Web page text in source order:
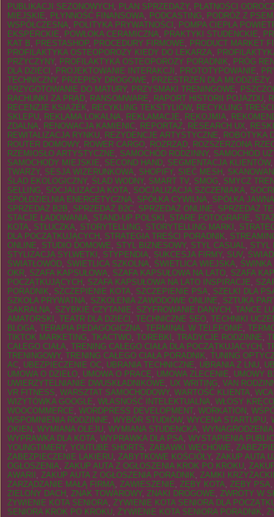
PUBLIKACJI SEZONOWYCH , PLAN SPRZEDAŻY, PŁATNOŚCI
MIEJSKIE, PŁYNNOŚĆ FINANSOWA, PODCASTING, PODRÓŻ Z
WSPÓŁCZESNA, POLITYKA PRYWATNOŚCI , POMPA CIEPŁA
EKSPERCKIE, POWŁOKA CERAMICZNA, PRAKTYKI STUDENCKIE,
KAT B, PRESTASHOP, PROCEDURY FIRMOWE, PRODUCT MARKET
PROFILAKTYKA OSTEOPOROZY KIEDY DO LEKARZA,
PRZYCZYNY, PROFILAKTYKA OSTEOPOROZY PORADNIK, PRÓG
DLA DZIECI , PROJEKTOWANIE INTERAKCJI , PROTOTYPOWANIE,
TECHNICZNY, PRZEPISY DROGOWE, PRZESTRZEŃ DLA MŁODZIEŻY,
PRZYGOTOWANIE DO MATURY, PRZYSMAKI TRENINGOWE,
RACHUNKI ZA PRĄD, RANSOMWARE, RAPORT HISTORII POJAZDU,
RECENZJE KSIĄŻEK, RECYKLING TEKSTYLIÓW, RECYKLING TREŚCI
SKLEPU, REKLAMA LOKALNA, REKLAMACJE, RĘKOJMIA,
ZDALNA, RENOWACJA KAMIENIC, REPORTAŻ, RESEARCH UX,
REWITALIZACJA RYNKU, REZYDENCJE ARTYSTYCZNE, ROBOTYKA
ROUTER DOMOWY, ROWER CARGO, ROZRZĄD, ROZSZERZONA
RZEMIOSŁO ARTYSTYCZNE, SAMOCHÓD RODZINNY, SAMOCHÓD
SAMOCHODY MIEJSKIE, SECOND HAND, SEGMENTACJA KLIENTÓW
TWARZY, SESJA WIZERUNKOWA, SHOPIFY, SIEĆ MESH ,
ŚLAD EKOLOGICZNY, ŚLAD WODNY, SMART TV, SMOG, SMYCZ
SELLING, SOCJALIZACJA KOTA, SOCJALIZACJA SZCZENIAKA,
SPÓŁDZIELNIA ENERGETYCZNA, SPÓŁKA CYWILNA, SPÓŁKA JAWNA
SPRZEDAŻ B2B, SPRZEDAŻ B2C, SPRZEDAŻ ONLINE, SPRZEDAŻ
STACJE ŁADOWANIA, STAND-UP POLSKI , STARE FOTOGRAFIE,
KOTA, STŁUCZKA, STORYTELLING, STORYTELLING MARKI ,
DLA POCZĄTKUJĄCYCH , STRATEGIA TREŚCI PORADNIK,
ONLINE, STUDIO DOMOWE, STYL BIZNESOWY, STYL CASUAL, STYL
STYLIZACJA SYLWETKI , STYPENDIA, SUKCESJA FIRMY, SUV,
ŚWIATŁOWÓD, ŚWIETLICA SZKOLNA, ŚWIETLICA WIEJSKA,
OKR, SZAFA KAPSUŁOWA, SZAFA KAPSUŁOWA NA LATO, SZAFA
POCZĄTKUJĄCYCH , SZAFA KAPSUŁOWA NA LATO INSPIRACJE,
PORADNIK, SZCZEPIENIE KOTA, SZCZEPIENIE PSA, SZELKI DLA
SZKOŁA PRYWATNA, SZKOLENIA ZAWODOWE ONLINE, SZTUKA
SAKRALNA, SZYBKIE CZYTANIE, SZYFROWANIE DANYCH , TAŃCE
AMATORSKI , TEATR DLA DZIECI , TECHNICZNE SEO, TECHNIKI
BLOGA, TERAPIA PEDAGOGICZNA, TERMINAL W TELEFONIE,
TIKTOK MARKETING, TKACTWO, TOREBKI , TRADYCJE RODZINNE,
CAŁEGO CIAŁA, TRENING CAŁEGO CIAŁA DLA POCZĄTKUJĄCYCH ,
TRENINGOWY, TRENING CAŁEGO CIAŁA PORADNIK, TUNING
AC, UBEZPIECZENIE OC, UBRANIA TECHNICZNE, UBRANIA Z LNU,
UMOWA O DZIEŁO, UMOWA O PRACĘ, UMOWA ZLECENIE, UMOWY
UWIERZYTELNIANIE DWUSKŁADNIKOWE, UX WRITING, VAN
VR FITNESS, WARSZTAT SAMOCHODOWY, WARTOŚĆ KLIENTA,
WIZYTÓWKA GOOGLE, WŁASNOŚĆ INTELEKTUALNA, WŁOSY
WOOCOMMERCE, WORDPRESS DEVELOPMENT, WORKATION ,
WSPOMNIENIA RODZINNE, WYBÓR STUDIÓW, WYCENA STARTUPU,
OKIEN , WYMIANA OLEJU, WYMIANA STUDENCKA, WYNAGRODZENIA
WYPRAWKA DLA KOTA, WYPRAWKA DLA PSA, WYSTĄPIENIA
YOUNGTIMERY, YOUTUBE SHORTS, ZABAWKI WĘCHOWE,
ZABEZPIECZENIE LAKIERU, ZABYTKOWE KOŚCIOŁY, ZAKUP AUTA
OGŁOSZENIA, ZAKUP AUTA Z OGŁOSZENIA KROK PO KROKU,
AWARII , ZAKUP AUTA Z OGŁOSZENIA PORADNIK, ZAMKI
ZARZĄDZANIE MAŁĄ FIRMĄ, ZAWIESZENIE, ZĘBY KOTA, ZĘBY PSA
ZIELONY DACH , ZNAK TOWAROWY, ZNAKI DROGOWE, ZWROTY W
ŻYWIENIE KOTA SENIORA, ŻYWIENIE KOTA SENIORA DLA
SENIORA KROK PO KROKU, ŻYWIENIE KOTA SENIORA PORADNIK,